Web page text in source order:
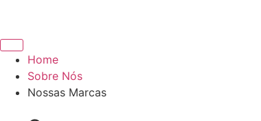
Home
Sobre Nós
Nossas Marcas